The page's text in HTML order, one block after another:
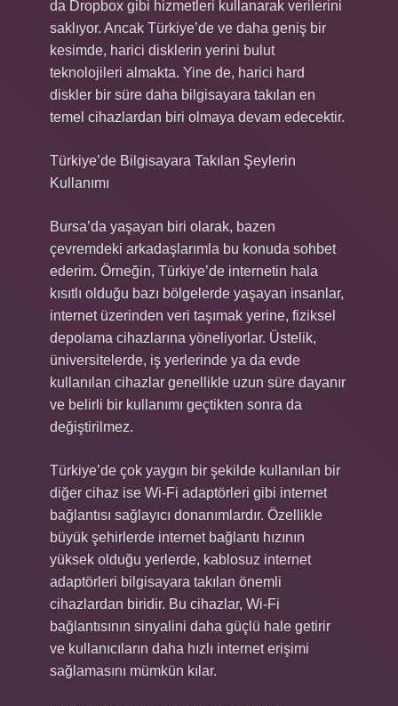
da Dropbox gibi hizmetleri kullanarak verilerini
saklıyor. Ancak Türkiye’de ve daha geniş bir
kesimde, harici disklerin yerini bulut
teknolojileri almakta. Yine de, harici hard
diskler bir süre daha bilgisayara takılan en
temel cihazlardan biri olmaya devam edecektir.
Türkiye’de Bilgisayara Takılan Şeylerin
Kullanımı
Bursa’da yaşayan biri olarak, bazen
çevremdeki arkadaşlarımla bu konuda sohbet
ederim. Örneğin, Türkiye’de internetin hala
kısıtlı olduğu bazı bölgelerde yaşayan insanlar,
internet üzerinden veri taşımak yerine, fiziksel
depolama cihazlarına yöneliyorlar. Üstelik,
üniversitelerde, iş yerlerinde ya da evde
kullanılan cihazlar genellikle uzun süre dayanır
ve belirli bir kullanımı geçtikten sonra da
değiştirilmez.
Türkiye’de çok yaygın bir şekilde kullanılan bir
diğer cihaz ise Wi-Fi adaptörleri gibi internet
bağlantısı sağlayıcı donanımlardır. Özellikle
büyük şehirlerde internet bağlantı hızının
yüksek olduğu yerlerde, kablosuz internet
adaptörleri bilgisayara takılan önemli
cihazlardan biridir. Bu cihazlar, Wi-Fi
bağlantısının sinyalini daha güçlü hale getirir
ve kullanıcıların daha hızlı internet erişimi
sağlamasını mümkün kılar.